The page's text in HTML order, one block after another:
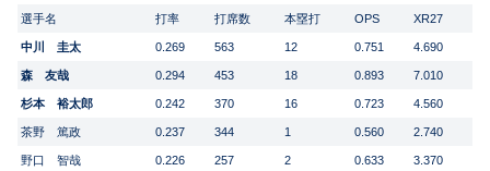
選手名 打率 打席数 本塁打 OPS XR27
中川 圭太 0.269 563 12 0.751 4.690
森 友哉 0.294 453 18 0.893 7.010
杉本 裕太郎 0.242 370 16 0.723 4.560
茶野 篤政 0.237 344 1 0.560 2.740
野口 智哉 0.226 257 2 0.633 3.370